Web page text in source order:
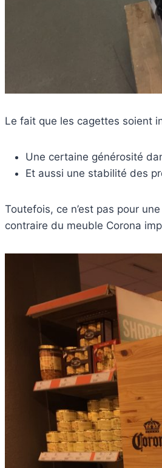
Le fait que les cagettes soient
Une certaine générosité
Et aussi une stabilité des
Toutefois, ce n’est pas pour
contraire du meuble Corona